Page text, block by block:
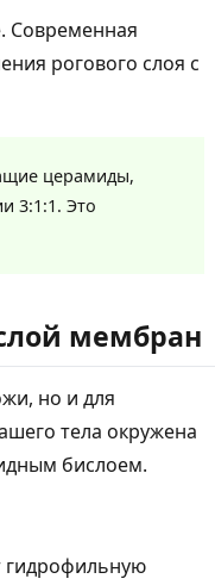
Современная
рогового слоя с
церамиды,
3:1:1. Это
мембран
но и для
тела окружена
бислоем.